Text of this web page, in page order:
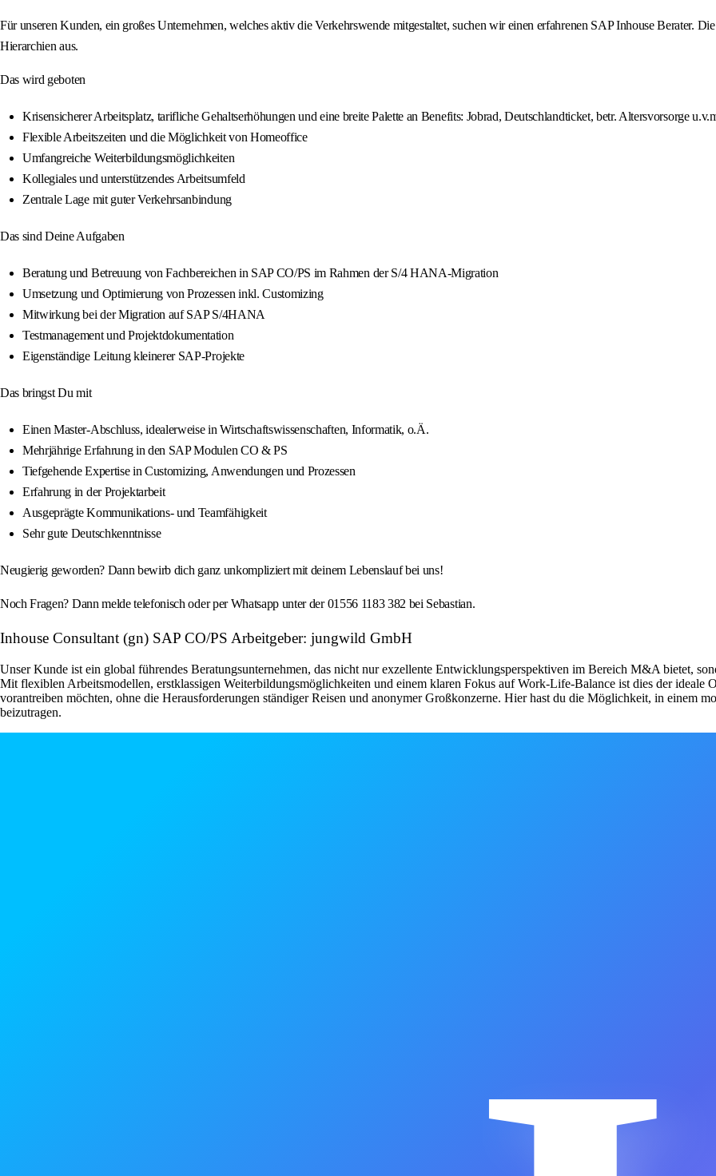
Für unseren Kunden, ein großes Unternehmen, welches aktiv die Verkehrswende mitgestaltet, suchen wir einen erfahrenen SAP Inhouse Berater.
Hierarchien aus.
Das wird geboten
Krisensicherer Arbeitsplatz, tarifliche Gehaltserhöhungen und eine breite Palette an Benefits: Jobrad, Deutschlandticket, betr. Altersvorsorge
Flexible Arbeitszeiten und die Möglichkeit von Homeoffice
Umfangreiche Weiterbildungsmöglichkeiten
Kollegiales und unterstützendes Arbeitsumfeld
Zentrale Lage mit guter Verkehrsanbindung
Das sind Deine Aufgaben
Beratung und Betreuung von Fachbereichen in SAP CO/PS im Rahmen der S/4 HANA-Migration
Umsetzung und Optimierung von Prozessen inkl. Customizing
Mitwirkung bei der Migration auf SAP S/4HANA
Testmanagement und Projektdokumentation
Eigenständige Leitung kleinerer SAP-Projekte
Das bringst Du mit
Einen Master-Abschluss, idealerweise in Wirtschaftswissenschaften, Informatik, o.Ä.
Mehrjährige Erfahrung in den SAP Modulen CO & PS
Tiefgehende Expertise in Customizing, Anwendungen und Prozessen
Erfahrung in der Projektarbeit
Ausgeprägte Kommunikations- und Teamfähigkeit
Sehr gute Deutschkenntnisse
Neugierig geworden? Dann bewirb dich ganz unkompliziert mit deinem Lebenslauf bei uns!
Noch Fragen? Dann melde telefonisch oder per Whatsapp unter der 01556 1183 382 bei Sebastian.
Inhouse Consultant (gn) SAP CO/PS Arbeitgeber: jungwild GmbH
Unser Kunde ist ein global führendes Beratungsunternehmen, das nicht nur exzellente Entwicklungsperspektiven im Bereich M&A bietet,
Mit flexiblen Arbeitsmodellen, erstklassigen Weiterbildungsmöglichkeiten und einem klaren Fokus auf Work-Life-Balance ist dies der ideale
vorantreiben möchten, ohne die Herausforderungen ständiger Reisen und anonymer Großkonzerne. Hier hast du die Möglichkeit, in einem
beizutragen.